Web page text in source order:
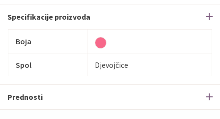
Specifikacije proizvoda
Boja
Spol Djevojčice
Prednosti